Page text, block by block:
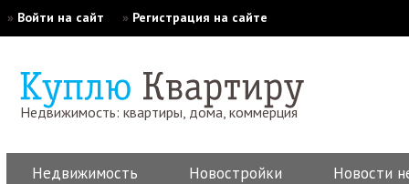
» Войти на сайт » Регистрация на сайте
Недвижимость: квартиры, дома, коммерция
Недвижимость Новостройки Новости